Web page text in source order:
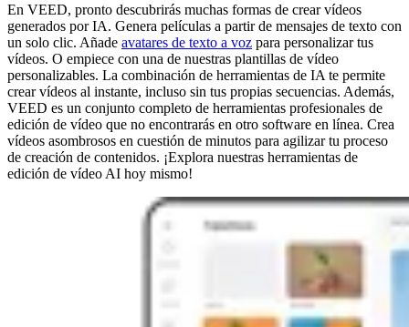
En VEED, pronto descubrirás muchas formas de crear vídeos
generados por IA. Genera películas a partir de mensajes de texto con
un solo clic. Añade avatares de texto a voz para personalizar tus
vídeos. O empiece con una de nuestras plantillas de vídeo
personalizables. La combinación de herramientas de IA te permite
crear vídeos al instante, incluso sin tus propias secuencias. Además,
VEED es un conjunto completo de herramientas profesionales de
edición de vídeo que no encontrarás en otro software en línea. Crea
vídeos asombrosos en cuestión de minutos para agilizar tu proceso
de creación de contenidos. ¡Explora nuestras herramientas de
edición de vídeo AI hoy mismo!